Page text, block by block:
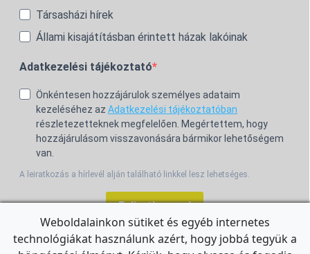
Társasházi hírek
Állami kisajátításban érintett házak lakóinak
Adatkezelési tájékoztató
Önkéntesen hozzájárulok személyes adataim
kezeléséhez az Adatkezelési tájékoztatóban
részletezetteknek megfelelően. Megértettem, hogy
hozzájárulásom visszavonására bármikor lehetőségem
van.
A leiratkozás a hírlevél alján található linkkel lesz lehetséges.
Feliratkozom!
Weboldalainkon sütiket és egyéb internetes
technológiákat használunk azért, hogy jobbá tegyük a